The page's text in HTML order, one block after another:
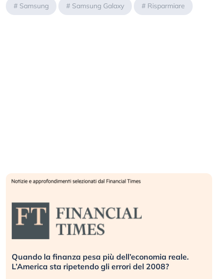
# Samsung # Samsung Galaxy # Risparmiare
Quando la finanza pesa più dell’economia reale.
L’America sta ripetendo gli errori del 2008?